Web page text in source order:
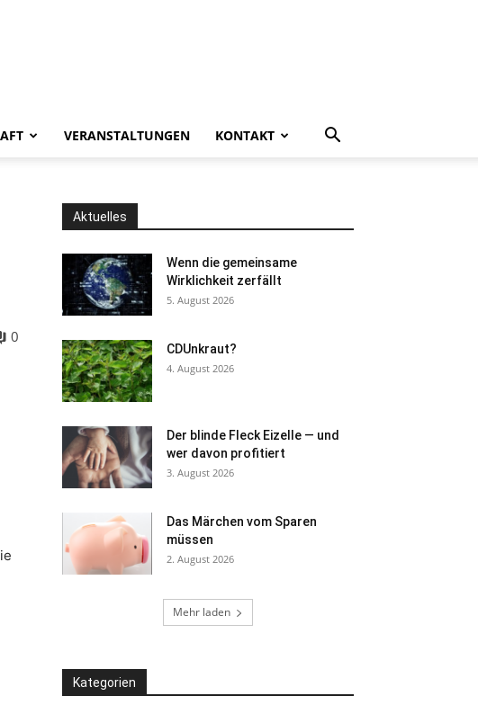
VERANSTALTUNGEN KONTAKT
0
Aktuelles
Wenn die gemeinsame
Wirklichkeit zerfällt
5. August 2026
CDUnkraut?
4. August 2026
Der blinde Fleck Eizelle — und
wer davon profitiert
3. August 2026
Das Märchen vom Sparen
müssen
2. August 2026
Mehr laden
Kategorien